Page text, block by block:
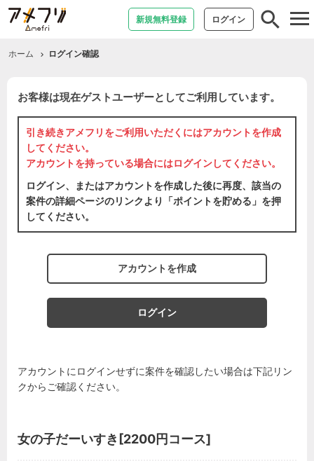
新規無料登録 ログイン
ホーム ログイン確認
お客様は現在ゲストユーザーとしてご利用しています。
引き続きアメフリをご利用いただくにはアカウントを作成
してください。
アカウントを持っている場合にはログインしてください。
ログイン、またはアカウントを作成した後に再度、該当の
案件の詳細ページのリンクより「ポイントを貯める」を押
してください。
アカウントを作成
ログイン
アカウントにログインせずに案件を確認したい場合は下記リン
クからご確認ください。
女の子だーいすき[2200円コース]